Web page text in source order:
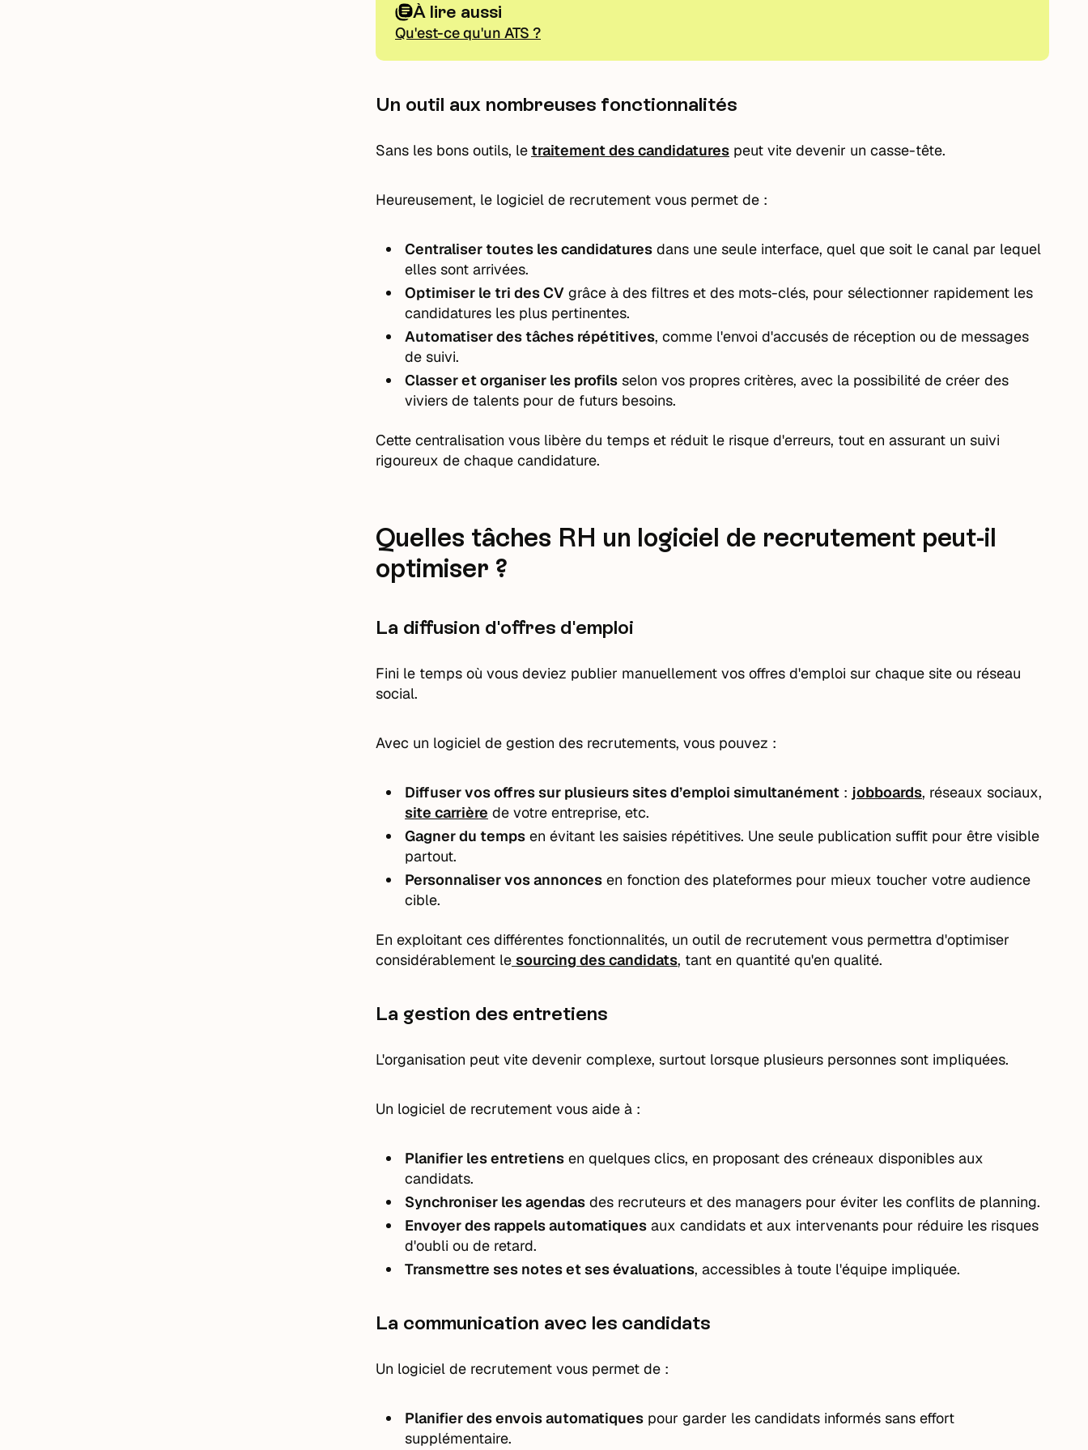
À lire aussi
Qu'est-ce qu'un ATS ?
Un outil aux nombreuses fonctionnalités
Sans les bons outils, letraitement des candidatures peut vite devenir un casse-tête.
Heureusement, le logiciel de recrutement vous permet de :
Centraliser toutes les candidatures dans une seule interface, quel que soit le canal par lequel
elles sont arrivées.
Optimiser le tri des CV grâce à des filtres et des mots-clés, pour sélectionner rapidement les
candidatures les plus pertinentes.
Automatiser des tâches répétitives, comme l'envoi d'accusés de réception ou de messages
de suivi.
Classer et organiser les profils selon vos propres critères, avec la possibilité de créer des
viviers de talents pour de futurs besoins.
Cette centralisation vous libère du temps et réduit le risque d'erreurs, tout en assurant un suivi
rigoureux de chaque candidature.
Quelles tâches RH un logiciel de recrutement peut-il
optimiser ?
La diffusion d'offres d'emploi
Fini le temps où vous deviez publier manuellement vos offres d'emploi sur chaque site ou réseau
social.
Avec un logiciel de gestion des recrutements, vous pouvez :
Diffuser vos offres sur plusieurs sites d’emploi simultanément : jobboards, réseaux sociaux,
site carrière de votre entreprise, etc.
Gagner du temps en évitant les saisies répétitives. Une seule publication suffit pour être visible
partout.
Personnaliser vos annonces en fonction des plateformes pour mieux toucher votre audience
cible.
En exploitant ces différentes fonctionnalités, un outil de recrutement vous permettra d'optimiser
considérablement le sourcing des candidats, tant en quantité qu'en qualité.
La gestion des entretiens
L'organisation peut vite devenir complexe, surtout lorsque plusieurs personnes sont impliquées.
Un logiciel de recrutement vous aide à :
Planifier les entretiens en quelques clics, en proposant des créneaux disponibles aux
candidats.
Synchroniser les agendas des recruteurs et des managers pour éviter les conflits de planning.
Envoyer des rappels automatiques aux candidats et aux intervenants pour réduire les risques
d'oubli ou de retard.
Transmettre ses notes et ses évaluations, accessibles à toute l'équipe impliquée.
La communication avec les candidats
Un logiciel de recrutement vous permet de :
Planifier des envois automatiques pour garder les candidats informés sans effort
supplémentaire.